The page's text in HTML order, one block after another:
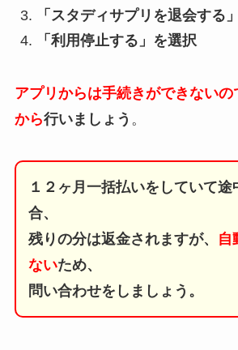
「スタディサプリを退会する
「利用停止する」を選択
アプリからは手続きができないの
から行いましょう 。
１２ヶ月一括払いをしていて
合、
残りの分は返金されますが、
自
ないため、
問い合わせをしましょう。